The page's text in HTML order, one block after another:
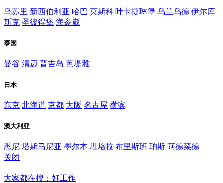
乌苏里 新西伯利亚 哈巴 莫斯科 叶卡捷琳堡 乌兰乌德 伊尔库
斯克 圣彼得堡 海参崴
泰国
曼谷 清迈 普吉岛 芭堤雅
日本
东京 北海道 京都 大阪 名古屋 横滨
澳大利亚
悉尼 塔斯马尼亚 墨尔本 堪培拉 布里斯班 珀斯 阿德菜德
关闭
大家都在搜：好工作